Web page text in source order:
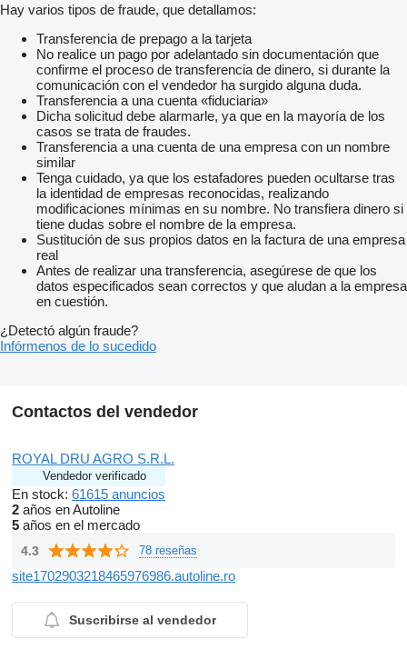
Hay varios tipos de fraude, que detallamos:
Transferencia de prepago a la tarjeta
No realice un pago por adelantado sin documentación que
confirme el proceso de transferencia de dinero, si durante la
comunicación con el vendedor ha surgido alguna duda.
Transferencia a una cuenta «fiduciaria»
Dicha solicitud debe alarmarle, ya que en la mayoría de los
casos se trata de fraudes.
Transferencia a una cuenta de una empresa con un nombre
similar
Tenga cuidado, ya que los estafadores pueden ocultarse tras
la identidad de empresas reconocidas, realizando
modificaciones mínimas en su nombre. No transfiera dinero si
tiene dudas sobre el nombre de la empresa.
Sustitución de sus propios datos en la factura de una empresa
real
Antes de realizar una transferencia, asegúrese de que los
datos especificados sean correctos y que aludan a la empresa
en cuestión.
¿Detectó algún fraude?
Infórmenos de lo sucedido
Contactos del vendedor
ROYAL DRU AGRO S.R.L.
Vendedor verificado
En stock: 61615 anuncios
2 años en Autoline
5 años en el mercado
4.3 78 reseñas
site1702903218465976986.autoline.ro
Suscribirse al vendedor